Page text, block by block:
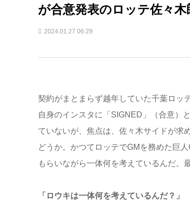
が合意発表のロッテ佐々
2024.01.27 06:29
契約がまとまらず越年していた千葉ロッ
自身のインスタに「SIGNED」（合意）
ていないが、焦点は、佐々木サイドが求
どうか。かつてロッテでGMを務めた巨
もらいながら一体何を考えているんだ。
「ロウキは一体何を考えているんだ？」